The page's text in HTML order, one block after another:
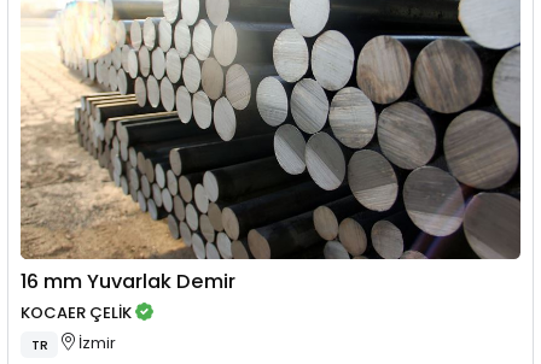
16 mm Yuvarlak Demir
KOCAER ÇELİK
TR İzmir